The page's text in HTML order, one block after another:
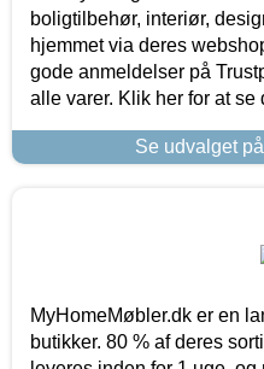
boligtilbehør, interiør,
hjemmet via deres
gode anmeldelser på
alle varer. Klik her for at se
Se udvalget
MyHomeMøbler.dk er en
butikker. 80 % af deres